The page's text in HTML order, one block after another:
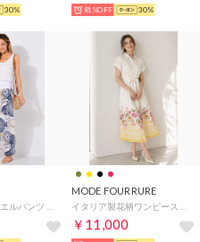
30% 81%OFF 30%
MODE FOURRURE
￥11,000